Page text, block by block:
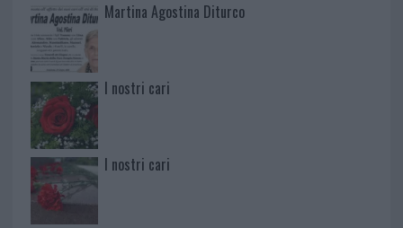
Martina Agostina Diturco
I nostri cari
I nostri cari